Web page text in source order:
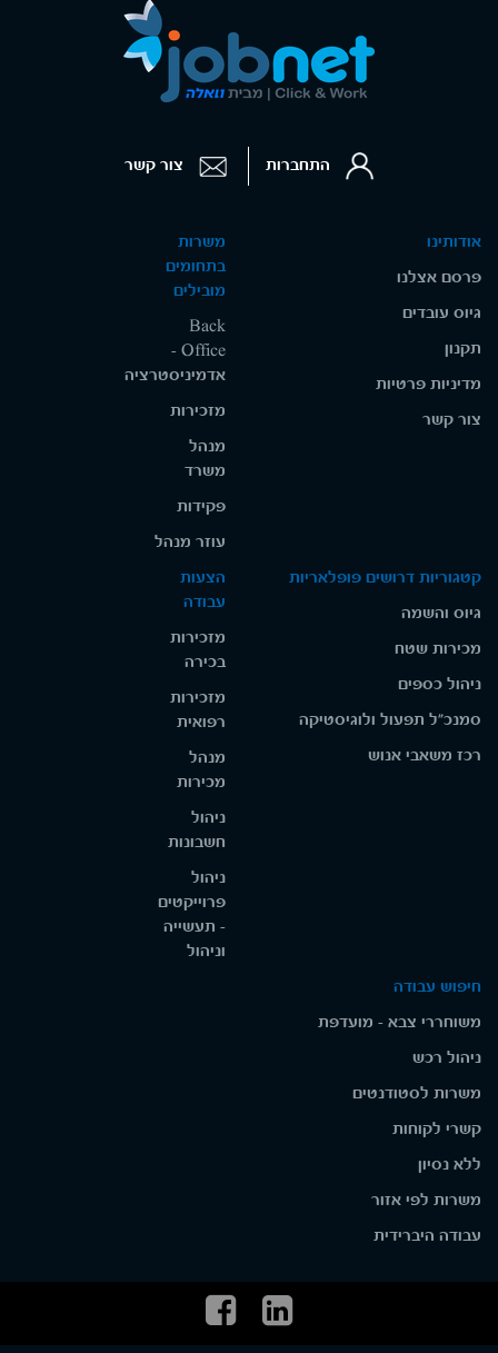
אודותינו
פרסם אצלנו
גיוס עובדים
תקנון
מדיניות פרטיות
צור קשר
משרות
בתחומים
מובילים
Back
Office -
אדמיניסטרציה
מזכירות
מנהל
משרד
פקידות
עוזר מנהל
קטגוריות דרושים פופלאריות
גיוס והשמה
מכירות שטח
ניהול כספים
סמנכ"ל תפעול ולוגיסטיקה
רכז משאבי אנוש
הצעות
עבודה
מזכירות
בכירה
מזכירות
רפואית
מנהל
מכירות
ניהול
חשבונות
ניהול
פרוייקטים
- תעשייה
וניהול
חיפוש עבודה
משוחררי צבא - מועדפת
ניהול רכש
משרות לסטודנטים
קשרי לקוחות
ללא נסיון
משרות לפי אזור
עבודה היברידית